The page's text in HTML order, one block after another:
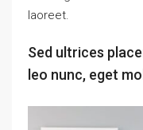
laoreet.
Sed ultrices
leo nunc, eget